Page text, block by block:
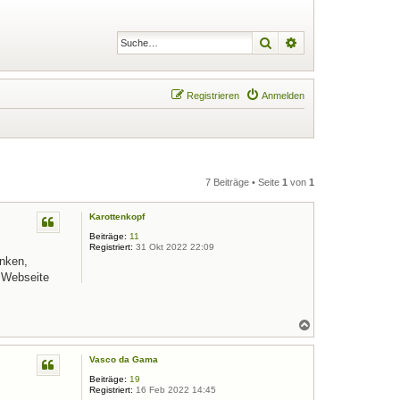
Suche
Anmelden
Registrieren
7 Beiträge • Seite 1 von 1
Karottenkopf
Beiträge: 11
Registriert: 31 Okt 2022 22:09
a
c
Vasco da Gama
Beiträge: 19
Registriert: 16 Feb 2022 14:45